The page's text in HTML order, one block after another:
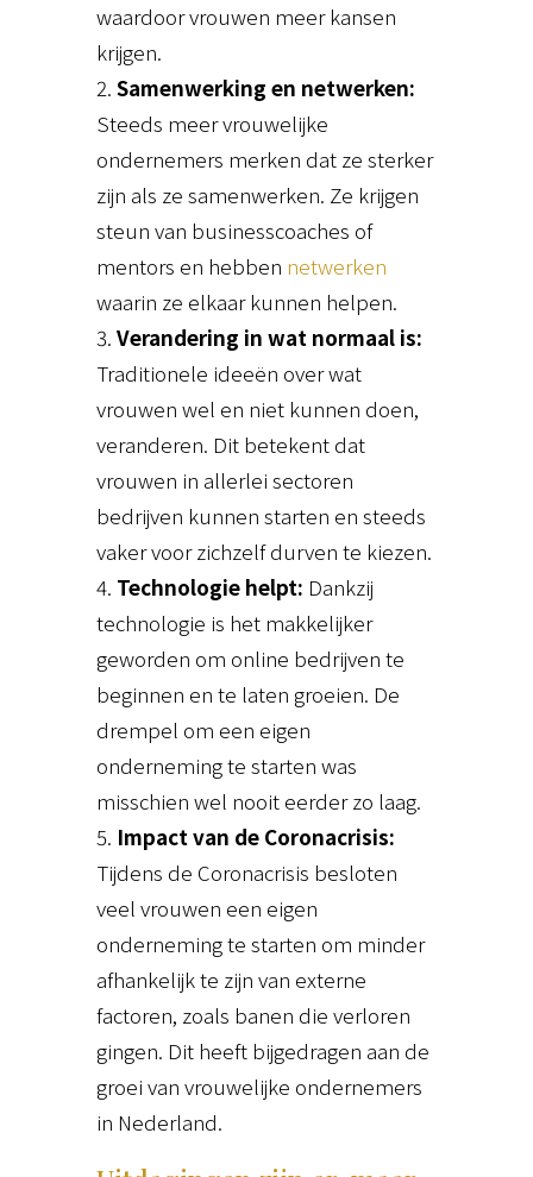
waardoor vrouwen meer kansen
krijgen.
Samenwerking en netwerken:
Steeds meer vrouwelijke
ondernemers merken dat ze sterker
zijn als ze samenwerken. Ze krijgen
steun van businesscoaches of
mentors en hebben netwerken
waarin ze elkaar kunnen helpen.
Verandering in wat normaal is:
Traditionele ideeën over wat
vrouwen wel en niet kunnen doen,
veranderen. Dit betekent dat
vrouwen in allerlei sectoren
bedrijven kunnen starten en steeds
vaker voor zichzelf durven te kiezen.
Technologie helpt: Dankzij
technologie is het makkelijker
geworden om online bedrijven te
beginnen en te laten groeien. De
drempel om een eigen
onderneming te starten was
misschien wel nooit eerder zo laag.
Impact van de Coronacrisis:
Tijdens de Coronacrisis besloten
veel vrouwen een eigen
onderneming te starten om minder
afhankelijk te zijn van externe
factoren, zoals banen die verloren
gingen. Dit heeft bijgedragen aan de
groei van vrouwelijke ondernemers
in Nederland.